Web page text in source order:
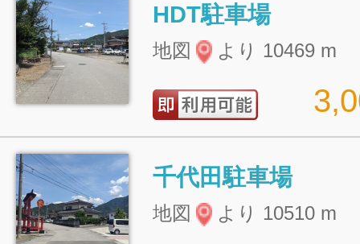
HDT駐車場
地図 より 10469 m
千代田駐車場
地図 より 10510 m